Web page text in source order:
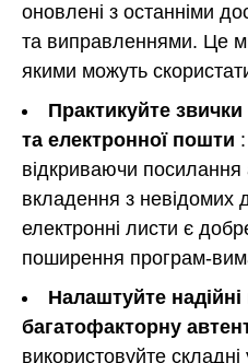
оновлені з останніми
та виправленнями. Це
якими можуть
Практикуйте
та електронної пошти
відкриваючи
вкладення з невідомих
електронні листи є
поширення програм-
Налаштуйте надійні
багатофакторну
використовуйте складні